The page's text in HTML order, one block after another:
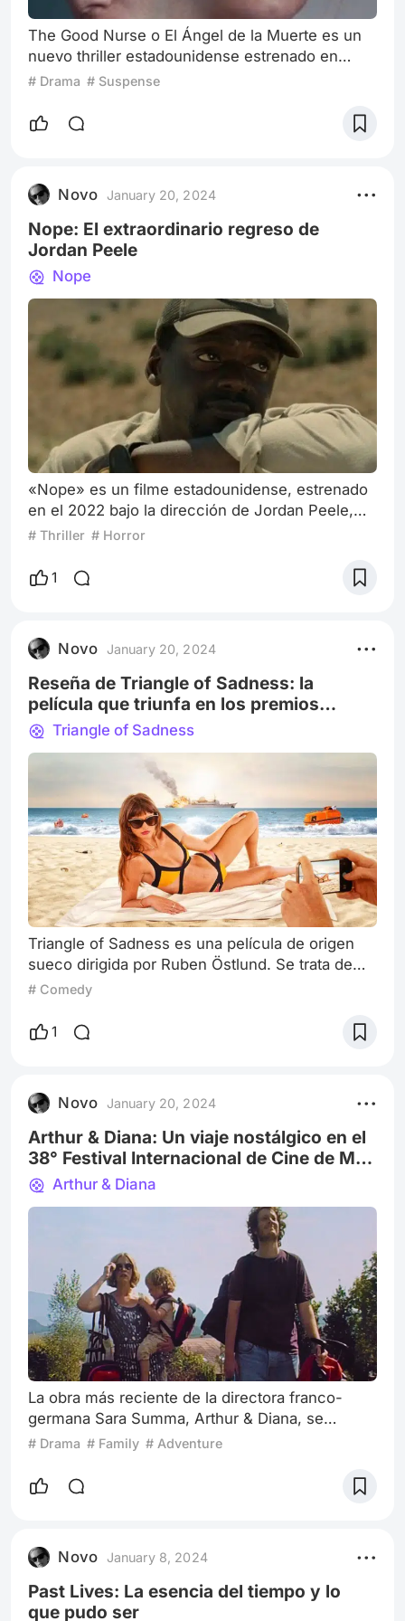
The Good Nurse o El Ángel de la Muerte es un
nuevo thriller estadounidense estrenado en
2022 en la plataforma de Netflix bajo la
una historia real, la de Charles Cullen (Eddie
historia. Fue apodado “El Ángel de la Muerte”,
era un padre y marido que se ganaba la vida co
# Drama # Suspense
Novo January 20, 2024
Nope: El extraordinario regreso de
Jordan Peele
Nope
«Nope» es un filme estadounidense, estrenado
en el 2022 bajo la dirección de Jordan Peele,
quien logra combinar diversos géneros como el
experiencia personal, se trata de una de esas
así transmite un mensaje. Sin decir mucho de
su trama, “Nope” cuenta la
# Thriller # Horror
1
Novo January 20, 2024
Reseña de Triangle of Sadness: la
película que triunfa en los premios
europeos
Triangle of Sadness
Triangle of Sadness es una película de origen
sueco dirigida por Ruben Östlund. Se trata de
una sátira estrenada en el año 2022 y se
como la ganadora de la Palma de Oro siendo
son Harris Dickinson y Charlbi Dean, quienes
son uno de los puntos altos del largometraje.
Nos
# Comedy
1
Novo January 20, 2024
Arthur & Diana: Un viaje nostálgico en el
38° Festival Internacional de Cine de Mar
Del Plata
Arthur & Diana
La obra más reciente de la directora franco-
germana Sara Summa, Arthur & Diana, se
presenta como una brisa de aire fresco en el
competencia internacional. En esta cautivadora
por la propia directora y su hermano en la vida
real, Robin Summa, en un viaje desde Berlín a
# Drama # Family # Adventure
Novo January 8, 2024
Past Lives: La esencia del tiempo y lo
que pudo ser